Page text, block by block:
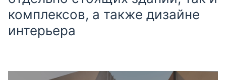
комплексов, а также дизайне
интерьера